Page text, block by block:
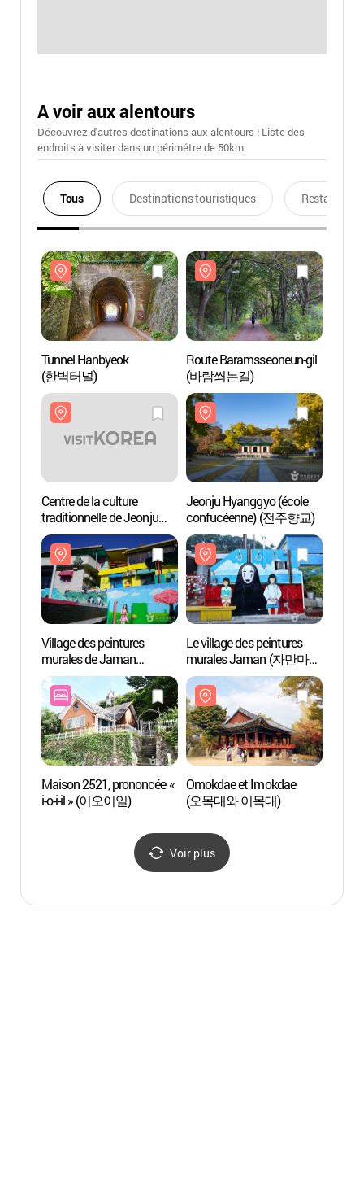
A voir aux alentours
Découvrez d'autres destinations aux alentours ! Liste des
endroits à visiter dans un périmétre de 50km.
Tous Destinations touristiques Restaurants
Tunnel Hanbyeok
(한벽터널)
Route Baramsseoneun-gil
(바람쐬는길)
Centre de la culture
traditionnelle de Jeonju
(전주전통문화관)
Jeonju Hyanggyo (école
confucéenne) (전주향교)
Village des peintures
murales de Jaman
(자만벽화마을 -
외국어사이트용)
Le village des peintures
murales Jaman (자만마을
벽화갤러리)
Maison 2521, prononcée «
i-o-i-il » (이오이일)
Omokdae et Imokdae
(오목대와 이목대)
Voir plus